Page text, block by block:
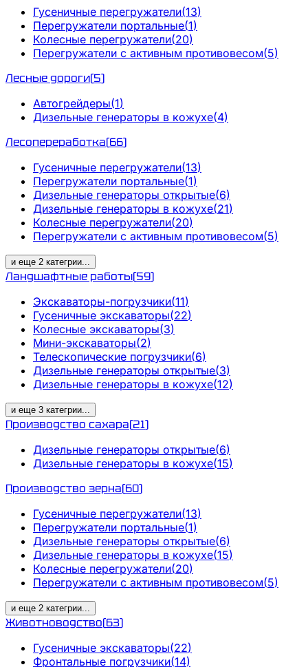
Гусеничные перегружатели(13)
Перегружатели портальные(1)
Колесные перегружатели(20)
Перегружатели с активным противовесом(5)
Лесные дороги(5)
Автогрейдеры(1)
Дизельные генераторы в кожухе(4)
Лесопереработка(66)
Гусеничные перегружатели(13)
Перегружатели портальные(1)
Дизельные генераторы открытые(6)
Дизельные генераторы в кожухе(21)
Колесные перегружатели(20)
Перегружатели с активным противовесом(5)
и еще 2 категрии...
Ландшафтные работы(59)
Экскаваторы-погрузчики(11)
Гусеничные экскаваторы(22)
Колесные экскаваторы(3)
Мини-экскаваторы(2)
Телескопические погрузчики(6)
Дизельные генераторы открытые(3)
Дизельные генераторы в кожухе(12)
и еще 3 категрии...
Производство сахара(21)
Дизельные генераторы открытые(6)
Дизельные генераторы в кожухе(15)
Производство зерна(60)
Гусеничные перегружатели(13)
Перегружатели портальные(1)
Дизельные генераторы открытые(6)
Дизельные генераторы в кожухе(15)
Колесные перегружатели(20)
Перегружатели с активным противовесом(5)
и еще 2 категрии...
Животноводство(63)
Гусеничные экскаваторы(22)
Фронтальные погрузчики(14)